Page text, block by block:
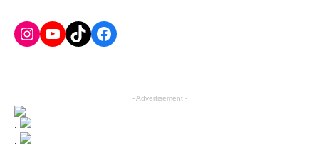
Instagram
YouTube
TikTokFacebook
- Advertisement -